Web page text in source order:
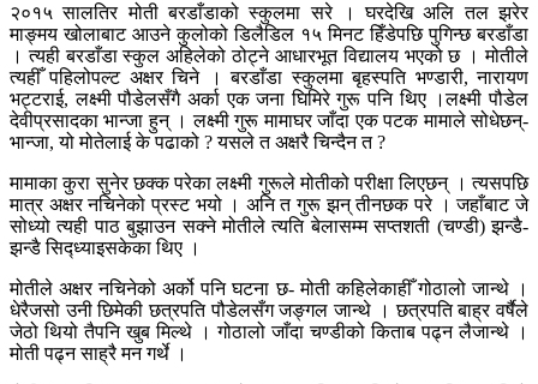
२०१५ सालतिर मोती बरडाँडाको स्कुलमा सरे । घरदेखि अलि तल झरेर
माङ्मय खोलाबाट आउने कुलोको डिलैडिल १५ मिनट हिँडेपछि पुगिन्छ बरडाँडा
। त्यही बरडाँडा स्कुल अहिलेको ठोट्ने आधारभूत विद्यालय भएको छ । मोतीले
त्यहीँ पहिलोपल्ट अक्षर चिने । बरडाँडा स्कुलमा बृहस्पति भण्डारी, नारायण
भट्टराई, लक्ष्मी पौडेलसँगै अर्का एक जना घिमिरे गुरू पनि थिए ।लक्ष्मी पौडेल
देवीप्रसादका भान्जा हुन् । लक्ष्मी गुरू मामाघर जाँदा एक पटक मामाले सोधेछन्-
भान्जा, यो मोतेलाई के पढाको ? यसले त अक्षरै चिन्दैन त ?
मामाका कुरा सुनेर छक्क परेका लक्ष्मी गुरूले मोतीको परीक्षा लिएछन् । त्यसपछि
मात्र अक्षर नचिनेको प्रस्ट भयो । अनि त गुरू झन् तीनछक परे । जहाँबाट जे
सोध्यो त्यही पाठ बुझाउन सक्ने मोतीले त्यति बेलासम्म सप्तशती (चण्डी) झन्डै-
झन्डै सिद्ध्याइसकेका थिए ।
मोतीले अक्षर नचिनेको अर्को पनि घटना छ- मोती कहिलेकाहीँ गोठालो जान्थे ।
धेरैजसो उनी छिमेकी छत्रपति पौडेलसँग जङ्गल जान्थे । छत्रपति बाह्र वर्षैले
जेठो थियो तैपनि खुब मिल्थे । गोठालो जाँदा चण्डीको किताब पढ्न लैजान्थे ।
मोती पढ्न साह्रै मन गर्थे ।